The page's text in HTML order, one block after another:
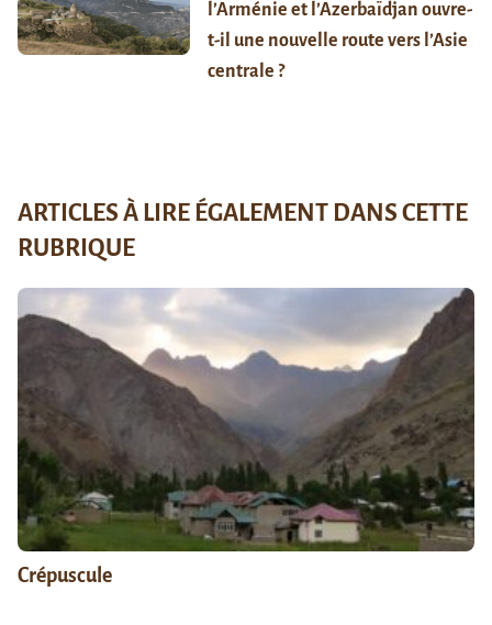
l’Arménie et l’Azerbaïdjan ouvre-
t-il une nouvelle route vers l’Asie
centrale ?
ARTICLES À LIRE ÉGALEMENT DANS CETTE
RUBRIQUE
Crépuscule